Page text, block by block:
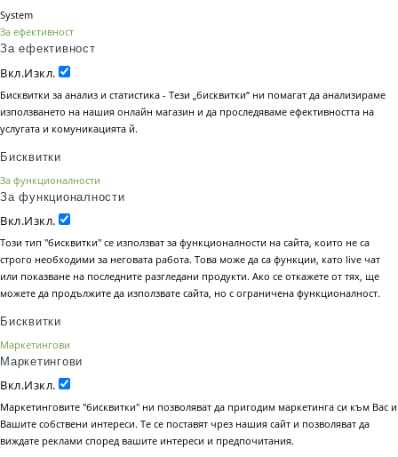
System
За ефективност
За ефективност
Вкл.Изкл.
Бисквитки за анализ и статистика - Тези „бисквитки“ ни помагат да анализираме
използването на нашия онлайн магазин и да проследяваме ефективността на
услугата и комуникацията й.
Бисквитки
За функционалности
За функционалности
Вкл.Изкл.
Този тип "бисквитки" се използват за функционалности на сайта, които не са
строго необходими за неговата работа. Това може да са функции, като live чат
или показване на последните разгледани продукти. Ако се откажете от тях, ще
можете да продължите да използвате сайта, но с ограничена функционалност.
Бисквитки
Маркетингови
Маркетингови
Вкл.Изкл.
Маркетинговите "бисквитки" ни позволяват да пригодим маркетинга си към Вас и
Вашите собствени интереси. Те се поставят чрез нашия сайт и позволяват да
виждате реклами според вашите интереси и предпочитания.